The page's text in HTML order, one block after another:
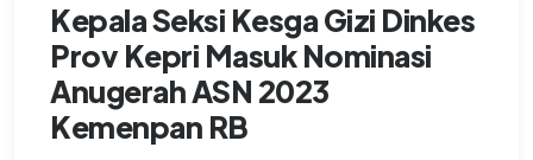
Kepala Seksi Kesga Gizi Dinkes
Prov Kepri Masuk Nominasi
Anugerah ASN 2023
Kemenpan RB